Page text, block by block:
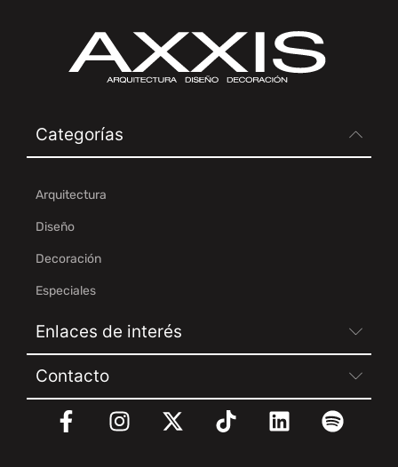
Categorías
Arquitectura
Diseño
Decoración
Especiales
Enlaces de interés
Contacto